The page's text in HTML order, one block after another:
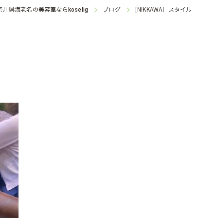
川県海老名の美容室なら koselig ブログ [NIKKAWA］スタイル